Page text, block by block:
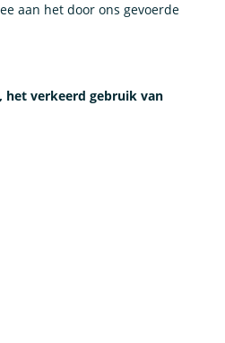
aan het door ons gevoerde
het verkeerd gebruik van